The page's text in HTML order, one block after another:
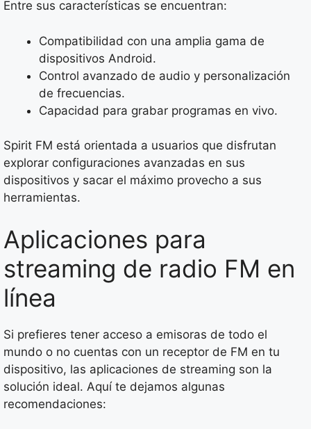
Entre sus características se encuentran:
Compatibilidad con una amplia gama de
dispositivos Android.
Control avanzado de audio y personalización
de frecuencias.
Capacidad para grabar programas en vivo.
Spirit FM está orientada a usuarios que disfrutan
explorar configuraciones avanzadas en sus
dispositivos y sacar el máximo provecho a sus
herramientas.
Aplicaciones para
streaming de radio FM en
línea
Si prefieres tener acceso a emisoras de todo el
mundo o no cuentas con un receptor de FM en tu
dispositivo, las aplicaciones de streaming son la
solución ideal. Aquí te dejamos algunas
recomendaciones: